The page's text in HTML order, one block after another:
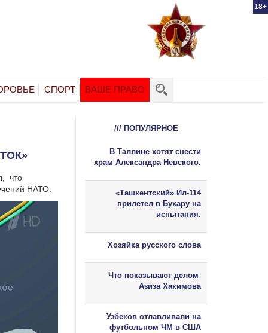
18+
СПОРТ ВАШЕ ПРАВО
что
НАТО.
/// ПОПУЛЯРНОЕ
В Таллине хотят снести
храм Александра Невского.
«Ташкентский» Ил-114
прилетел в Бухару на
испытания.
Хозяйка русского слова
Что показывают делом
Азиза Хакимова
Узбеков отлавливали на
футбольном ЧМ в США